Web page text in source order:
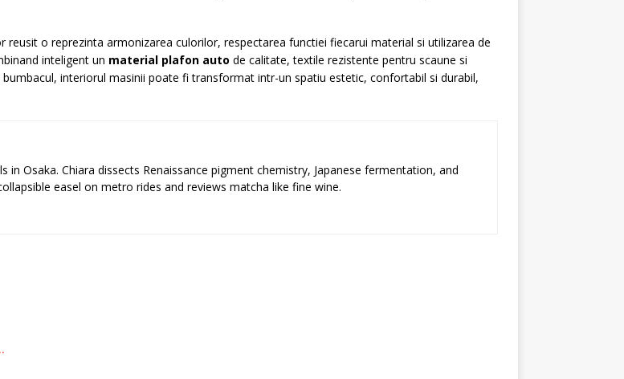
reusit o reprezinta armonizarea culorilor, respectarea functiei fiecarui material si utilizarea de
inteligent un material plafon auto de calitate, textile rezistente pentru scaune si
interiorul masinii poate fi transformat intr-un spatiu estetic, confortabil si durabil,
Osaka. Chiara dissects Renaissance pigment chemistry, Japanese fermentation, and
easel on metro rides and reviews matcha like fine wine.